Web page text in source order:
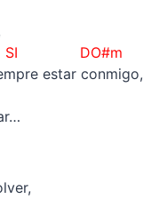
estar conmigo,